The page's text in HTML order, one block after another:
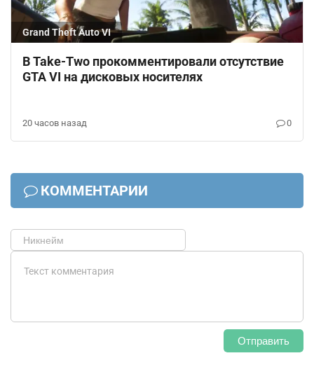
Grand Theft Auto VI
В Take-Two прокомментировали отсутствие
GTA VI на дисковых носителях
20 часов назад 0
КОММЕНТАРИИ
Отправить